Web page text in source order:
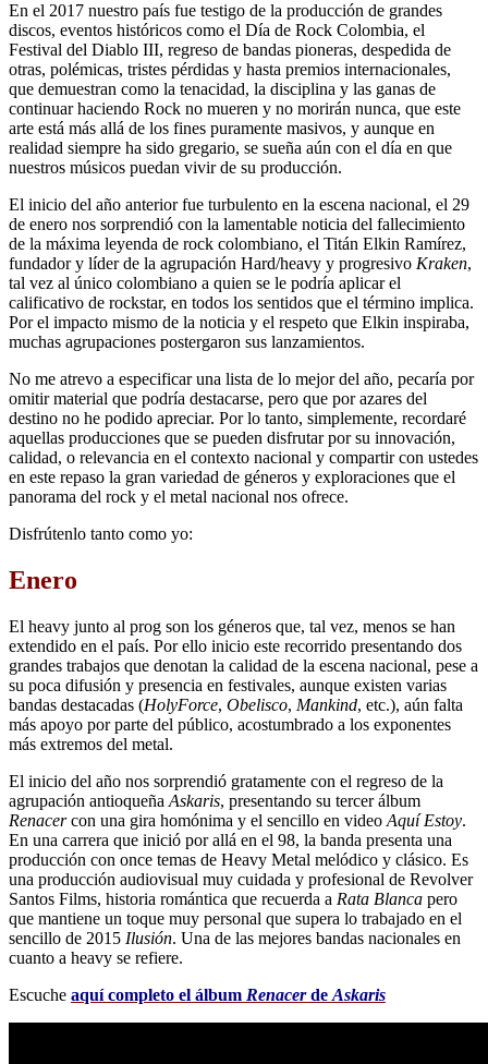
En el 2017 nuestro país fue testigo de la producción de grandes
discos, eventos históricos como el Día de Rock Colombia, el
Festival del Diablo III, regreso de bandas pioneras, despedida de
otras, polémicas, tristes pérdidas y hasta premios internacionales,
que demuestran como la tenacidad, la disciplina y las ganas de
continuar haciendo Rock no mueren y no morirán nunca, que este
arte está más allá de los fines puramente masivos, y aunque en
realidad siempre ha sido gregario, se sueña aún con el día en que
nuestros músicos puedan vivir de su producción.
El inicio del año anterior fue turbulento en la escena nacional, el 29
de enero nos sorprendió con la lamentable noticia del fallecimiento
de la máxima leyenda de rock colombiano, el Titán Elkin Ramírez,
fundador y líder de la agrupación Hard/heavy y progresivo Kraken,
tal vez al único colombiano a quien se le podría aplicar el
calificativo de rockstar, en todos los sentidos que el término implica.
Por el impacto mismo de la noticia y el respeto que Elkin inspiraba,
muchas agrupaciones postergaron sus lanzamientos.
No me atrevo a especificar una lista de lo mejor del año, pecaría por
omitir material que podría destacarse, pero que por azares del
destino no he podido apreciar. Por lo tanto, simplemente, recordaré
aquellas producciones que se pueden disfrutar por su innovación,
calidad, o relevancia en el contexto nacional y compartir con ustedes
en este repaso la gran variedad de géneros y exploraciones que el
panorama del rock y el metal nacional nos ofrece.
Disfrútenlo tanto como yo:
Enero
El heavy junto al prog son los géneros que, tal vez, menos se han
extendido en el país. Por ello inicio este recorrido presentando dos
grandes trabajos que denotan la calidad de la escena nacional, pese a
su poca difusión y presencia en festivales, aunque existen varias
bandas destacadas (HolyForce, Obelisco, Mankind, etc.), aún falta
más apoyo por parte del público, acostumbrado a los exponentes
más extremos del metal.
El inicio del año nos sorprendió gratamente con el regreso de la
agrupación antioqueña Askaris, presentando su tercer álbum
Renacercon una gira homónima y el sencillo en video Aquí Estoy.
En una carrera que inició por allá en el 98, la banda presenta una
producción con once temas de Heavy Metal melódico y clásico. Es
una producción audiovisual muy cuidada y profesional de Revolver
Santos Films, historia romántica que recuerda a Rata Blanca pero
que mantiene un toque muy personal que supera lo trabajado en el
sencillo de 2015 Ilusión. Una de las mejores bandas nacionales en
cuanto a heavy se refiere.
Escuche aquí completo el álbum Renacerde Askaris